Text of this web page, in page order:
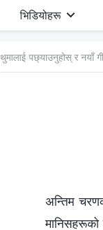
भिडियोहरू
थुमालाई पछ्याउनुहोस् र नयाँ
अन्तिम
मानिसहरूको